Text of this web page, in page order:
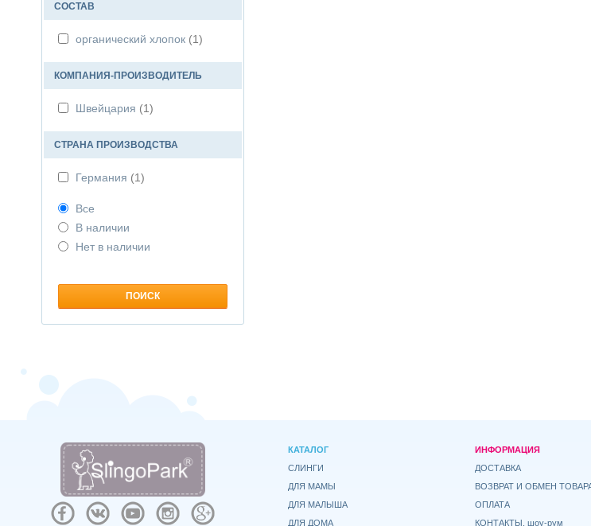
СОСТАВ
органический хлопок (1)
КОМПАНИЯ-ПРОИЗВОДИТЕЛЬ
Швейцария (1)
СТРАНА ПРОИЗВОДСТВА
Германия (1)
Все
В наличии
Нет в наличии
КАТАЛОГ
СЛИНГИ
ДЛЯ МАМЫ
ДЛЯ МАЛЫША
ДЛЯ ДОМА
ИНФОРМАЦИЯ
ДОСТАВКА
ВОЗВРАТ И ОБМЕН
ОПЛАТА
КОНТАКТЫ, шоу-рум